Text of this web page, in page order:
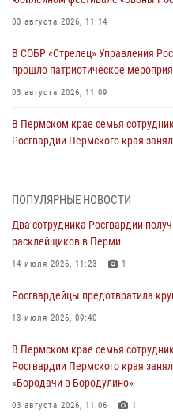
03 августа 2026, 11:14
В СОБР «Стрелец» Управления
прошло патриотическое
03 августа 2026, 11:09
В Пермском крае семья
Росгвардии Пермского края
юных спортсменов
03 августа 2026, 10:59
30 июля 2026, 05:19
богослужении в Перми
28 июля 2026, 10:44
Росгвардейцы оказали силовую
ПОПУЛЯРНЫЕ НОВОСТИ
Два сотрудника Росгвардии
расклейщиков в Перми
14 июля 2026, 11:23 1
Росгвардейцы предотвратила
13 июля 2026, 09:40
В Пермском крае семья
Росгвардии Пермского края
«Бородачи в Бородулино»
03 августа 2026, 11:06 1